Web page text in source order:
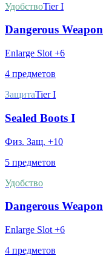
УдобствоTier I
Dangerous
Enlarge Slot +6
4 предметов
ЗащитаTier I
Sealed Boots I
Физ. Защ. +10
5 предметов
Удобство
Dangerous
Enlarge Slot +6
4 предметов